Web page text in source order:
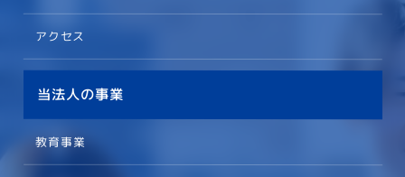
アクセス
当法人の事業
教育事業